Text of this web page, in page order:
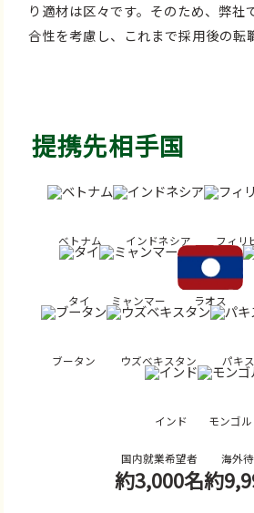
り適材は区々です。そのため、弊社
合性を考慮し、これまで採用後の転
提携先相手国
ベトナム インドネシア フィリ
タイ ミャンマー ラオス
ブータン ウズベキスタン パキ
インド モンゴル
国内就業希望者
約3,000名
海外
約